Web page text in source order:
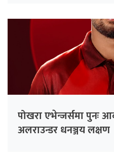
पोखरा एभेन्जर्समा पुनः
अलराउन्डर धनञ्जय लक्षण